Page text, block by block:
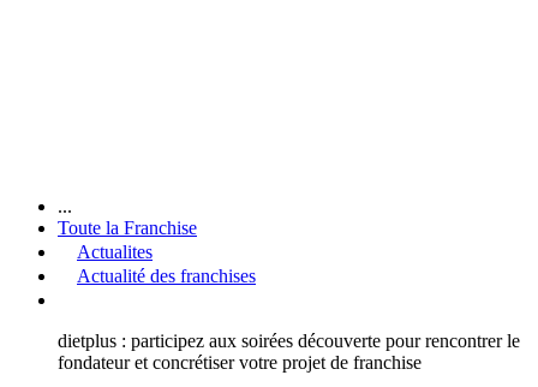
...
Toute la Franchise
Actualites
Actualité des franchises
dietplus : participez aux soirées découverte pour rencontrer le
fondateur et concrétiser votre projet de franchise